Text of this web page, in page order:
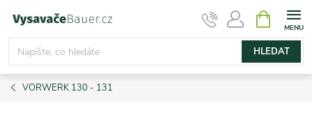
obsah
HLEDAT
NÁKUPNÍ
KOŠÍK
VORWERK 130 - 131